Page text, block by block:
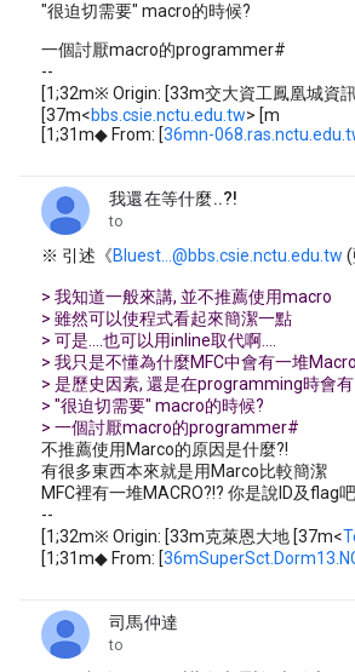
"很迫切需要" macro的時候?
一個討厭macro的programmer#
--
[1;32m※ Origin: [33m交大資工鳳凰城資
[37m<bbs.csie.nctu.edu.tw> [m
[1;31m◆ From: [36mn-
我還在等什麼..?!
unread,
to
※ 引述《Bluest...@bbs.csie.nctu.edu.tw (
> 我知道一般來講, 並不推薦使用macro
> 雖然可以使程式看起來簡潔一點
> 可是....也可以用inline取代啊....
> 我只是不懂為什麼MFC中會有一堆
> 是歷史因素, 還是在programming時會有
> "很迫切需要" macro的時候?
> 一個討厭macro的programmer#
不推薦使用Marco的原因是什麼?!
有很多東西本來就是用Marco比較簡潔
MFC裡有一堆MACRO?!? 你是說ID及flag吧
--
[1;32m※ Origin: [33m克萊恩大地 [37m<
[1;31m◆ From: [
司馬仲達
unread,
to